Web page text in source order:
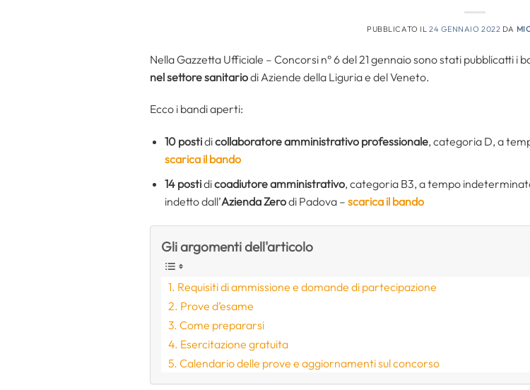
PUBBLICATO IL 24 GENNAIO 2022 DA
Nella Gazzetta Ufficiale – Concorsi n° 6 del 21 gennaio sono stati pubblicatti i
nel settore sanitariodi Aziende della Liguria e del Veneto.
Ecco i bandi aperti:
10 postidicollaboratore amministrativo professionale, categoria D, a
scarica il bando
14 postidicoadiutore amministrativo, categoria B3, a tempo
indetto dall’Azienda Zerodi Padova – scarica il bando
Gli argomenti dell'articolo
Requisiti di ammissione e domande di partecipazione
Prove d’esame
Come prepararsi
Esercitazione gratuita
Calendario delle prove e aggiornamenti sul concorso